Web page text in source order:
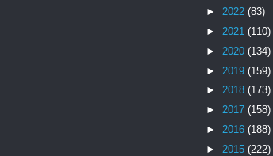
► 2022 (83)
► 2021 (110)
► 2020 (134)
► 2019 (159)
► 2018 (173)
► 2017 (158)
► 2016 (188)
► 2015 (222)